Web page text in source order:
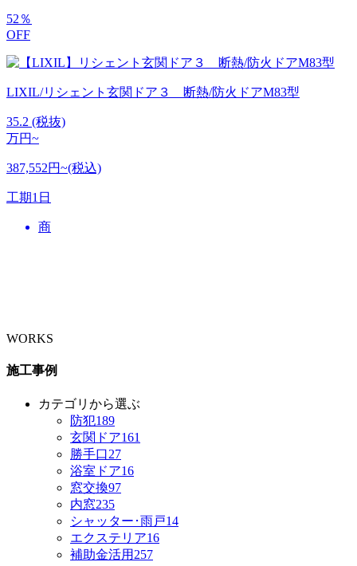
52 ％
OFF
LIXIL/リシェント玄関ドア３ 断熱/防火ドアM83型
35.2 (税抜)
万円~
387,552円~(税込)
工期1日
商
WORKS
施工事例
カテゴリから選ぶ
防犯189
玄関ドア161
勝手口27
浴室ドア16
窓交換97
内窓235
シャッター･雨戸14
エクステリア16
補助金活用 257